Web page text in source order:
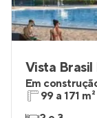
Vista Brasil
Em
99 a 171 m²